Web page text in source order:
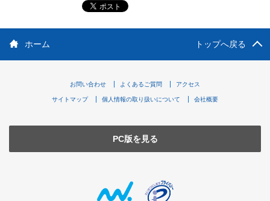
ホーム トップへ戻る
お問い合わせ よくあるご質問 アクセス
サイトマップ 個人情報の取り扱いについて 会社概要
PC版を見る